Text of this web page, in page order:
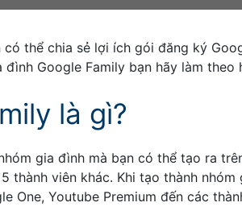
có thể chia sẻ lợi ích gói đăng ký
Google Family bạn hãy làm theo
là gì?
gia đình mà bạn có thể tạo ra
thành viên khác. Khi tạo thành
One, Youtube Premium đến các